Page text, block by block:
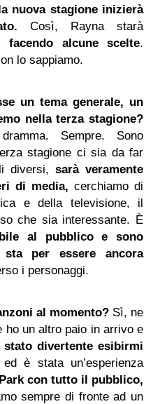
nuova stagione inizierà
Così, Rayna starà
facendo alcune scelte.
lo sappiamo.
un tema generale, un
nella terza stagione?
Sempre. Sono
stagione ci sia da far
diversi, sarà veramente
di media, cerchiamo di
e della televisione, il
che sia interessante. È
al pubblico e sono
sta per essere ancora
i personaggi.
al momento? Sì, ne
ho un altro paio in arrivo e
stato divertente esibirmi
ed è stata un’esperienza
con tutto il pubblico,
sempre di fronte ad un